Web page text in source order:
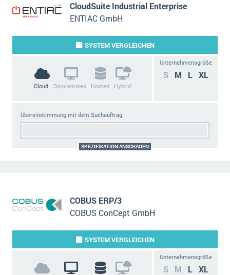
CloudSuite Industrial Enterprise
ENTIAC GmbH
SYSTEMVERGLEICHEN
Cloud On-premises Hosted Hybrid
Unternehmensgröße
S M L XL
Übereinstimmung mit dem Suchauftrag:
SPEZIFIKATION ANSCHAUEN
COBUS ERP/3
COBUS ConCept GmbH
SYSTEMVERGLEICHEN
Unternehmensgröße
S M L XL